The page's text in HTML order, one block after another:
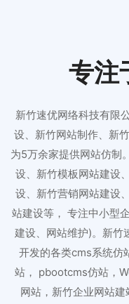
专注
新竹速优网络科技有限
设、新竹网站制作、新
为5万余家提供网站仿制
设、新竹模板网站建设
设、新竹营销网站建设
站建设等， 专注中小型
建设、网站维护)。新竹
开发的各类cms系统仿
站， pbootcms仿站，
网站，新竹企业网站